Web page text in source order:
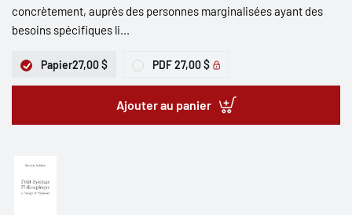
concrètement, auprès des personnes marginalisées ayant des
besoins spécifiques li...
Papier27,00 $ PDF 27,00 $
Ajouter au panier